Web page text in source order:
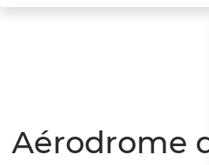
Les
Aérodrome